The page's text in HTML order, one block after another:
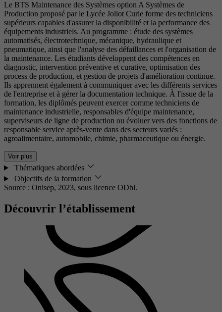
Le BTS Maintenance des Systèmes option A Systèmes de
Production proposé par le Lycée Joliot Curie forme des techniciens
supérieurs capables d'assurer la disponibilité et la performance des
équipements industriels. Au programme : étude des systèmes
automatisés, électrotechnique, mécanique, hydraulique et
pneumatique, ainsi que l'analyse des défaillances et l'organisation de
la maintenance. Les étudiants développent des compétences en
diagnostic, intervention préventive et curative, optimisation des
process de production, et gestion de projets d'amélioration continue.
Ils apprennent également à communiquer avec les différents services
de l'entreprise et à gérer la documentation technique. À l'issue de la
formation, les diplômés peuvent exercer comme techniciens de
maintenance industrielle, responsables d'équipe maintenance,
superviseurs de ligne de production ou évoluer vers des fonctions de
responsable service après-vente dans des secteurs variés :
agroalimentaire, automobile, chimie, pharmaceutique ou énergie.
Voir plus
Thématiques abordées
Objectifs de la formation
Source : Onisep, 2023, sous licence ODbl.
Découvrir l’établissement